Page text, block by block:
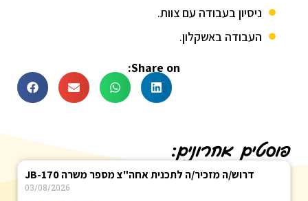
ניסיון בעבודה עם צוות.
העבודה באשקלון.
Share on:
פוסטים אחרונים:
דרוש/ה מזכיר/ה לתכנית אחה"צ מספר משרה JB-170
03/08/2026